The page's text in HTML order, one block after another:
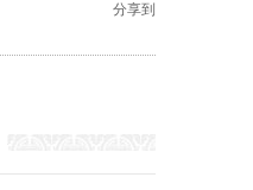
分享到